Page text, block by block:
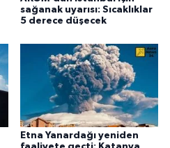
sağanak uyarısı: Sıcaklıklar
5 derece düşecek
Etna Yanardağı yeniden